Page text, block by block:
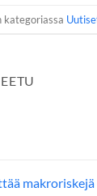
kategoriassa
EETU